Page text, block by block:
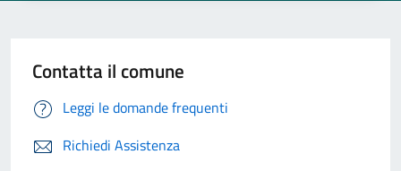
Contatta il comune
Leggi le domande frequenti
Richiedi Assistenza